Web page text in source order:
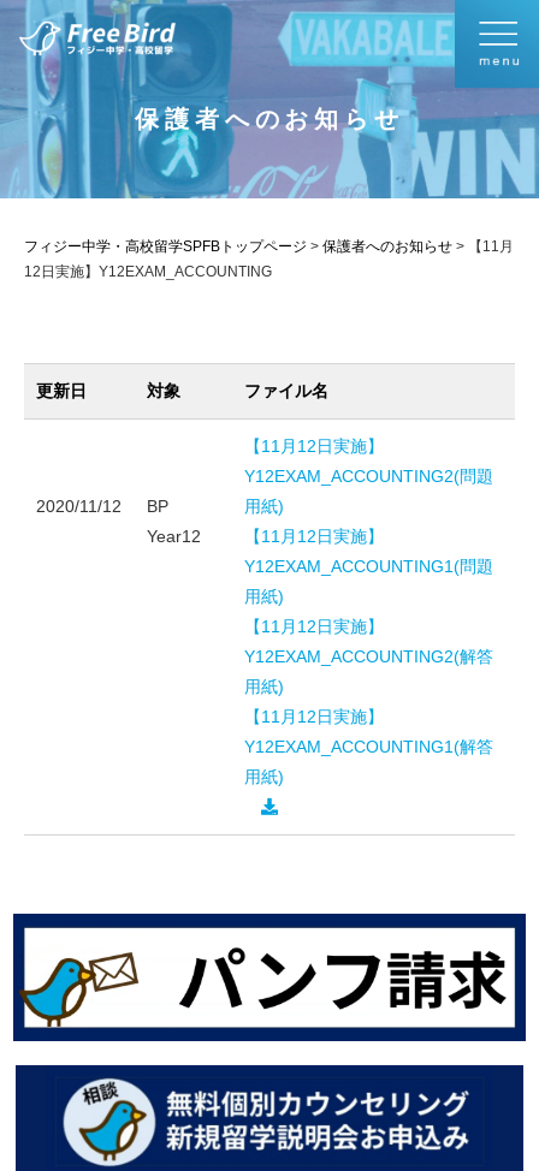
保護者へのお知らせ
フィジー中学・高校留学SPFBトップページ > 保護者へのお知らせ >
【11月
12日実施】Y12EXAM_ACCOUNTING
更新日 対象 ファイル名
2020/11/12
BP
Year12
【11月12日実施】
Y12EXAM_ACCOUNTING2(問題
用紙)
【11月12日実施】
Y12EXAM_ACCOUNTING1(問題
用紙)
【11月12日実施】
Y12EXAM_ACCOUNTING2(解答
用紙)
【11月12日実施】
Y12EXAM_ACCOUNTING1(解答
用紙)